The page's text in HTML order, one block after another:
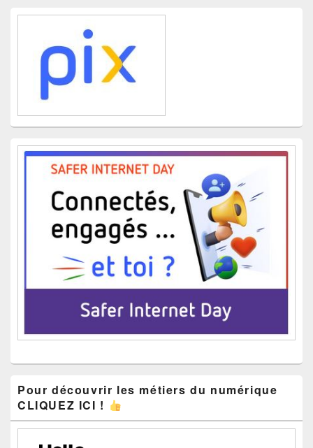
Pour découvrir les métiers du numérique
CLIQUEZ ICI !